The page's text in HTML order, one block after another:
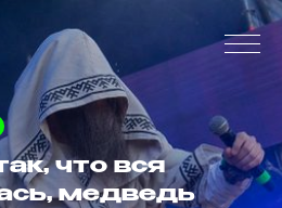
что вся
медведь